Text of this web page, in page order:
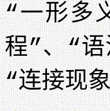
“一形多
程”、“
“连接现